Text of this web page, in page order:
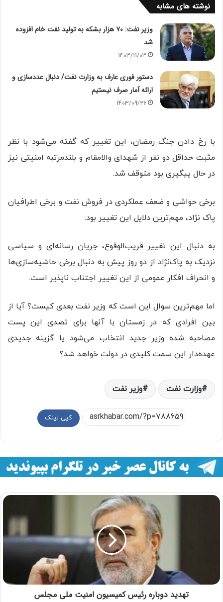
نوشته های مشابه
وزیر نفت: ۷۰ هزار بشکه به تولید نفت خام افزوده
شد
1403/11/03
دستور فوری عارف به وزارت نفت/ دنبال عددسازی و
ارائه آمار صرف نیستیم
1403/09/26
با رخ دادن جنگ رمضان، این تغییر که گفته می‌شود با نظر
مثبت حداقل دو نفر از شهدای والامقام و بلندمرتبه امنیتی نیز
در حال پیگیری بود متوقف شد.
برخی حواشی و ضعف عملکردی در فروش نفت و برخی اطرافیان
پاک نژاد، مهم‌ترین دلایل این تغییر بود.
به دنبال این تغییر قریب‌الوقوع، جریان رسانه‌ای و سیاسی
نزدیک به پاک‌نژاد از دو روز پیش به دنبال برخی حاشیه‌سازی‌ها
و انحراف افکار عمومی از این تغییر اجتناب ناپذیر است.
اما مهم‌ترین سوال این است که وزیر نفت بعدی کیست؟ آیا از
بین افرادی که در زمستان با آنها برای تصدی این پست
مصاحبه شده وزیر جدید انتخاب می‌شود یا گزینه جدیدی
عهده‌دار این سمت کلیدی در دولت خواهد شد؟
وزارت نفت وزیر نفت
کپی لینک
تهدید دوباره رئیس کمیسیون امنیت ملی مجلس